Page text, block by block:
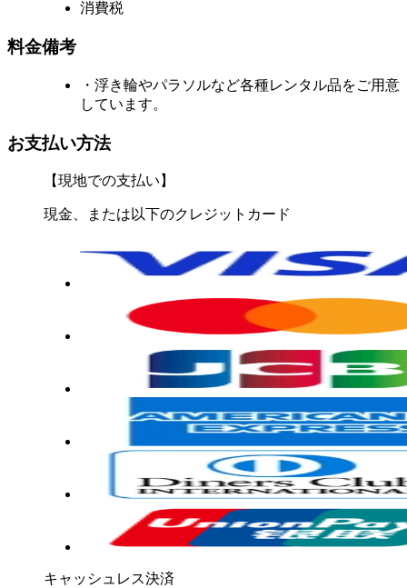
消費税
料金備考
・浮き輪やパラソルなど各種レンタル品をご用意
しています。
お支払い方法
【現地での支払い】
現金、または以下のクレジットカード
キャッシュレス決済